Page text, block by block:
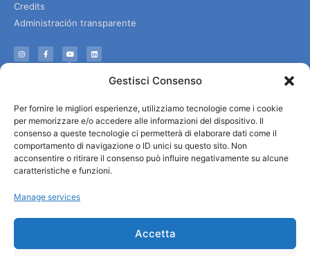
Gestisci Consenso
Per fornire le migliori esperienze, utilizziamo tecnologie come i cookie
per memorizzare e/o accedere alle informazioni del dispositivo. Il
consenso a queste tecnologie ci permetterà di elaborare dati come il
comportamento di navigazione o ID unici su questo sito. Non
acconsentire o ritirare il consenso può influire negativamente su alcune
caratteristiche e funzioni.
Manage services
Accetta
Credits
Administración transparente
Servicios útiles
Descargar folletos